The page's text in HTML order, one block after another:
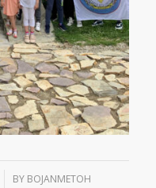
BY BOJANMETOH